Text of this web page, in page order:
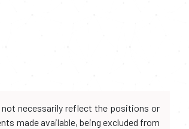
not necessarily reflect the positions or
made available, being excluded from